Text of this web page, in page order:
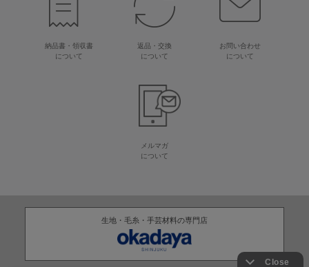
納品書・領収書
について
返品・交換
について
お問い合わせ
について
メルマガ
について
生地・毛糸・手芸材料の専門店